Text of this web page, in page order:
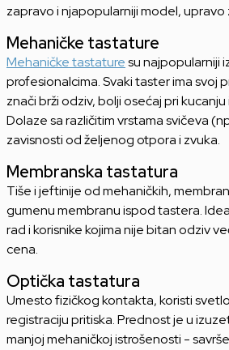
zapravo i njapopularniji model,
Mehaničke tastature
Mehaničke tastaturesu najpopularniji
profesionalcima. Svaki taster ima svoj
znači brži odziv, bolji osećaj pri
Dolaze sa različitim vrstama svičeva
zavisnosti od željenog otpora i zvuka.
Membranska tastatura
Tiše i jeftinije od mehaničkih,
gumenu membranu ispod tastera.
rad i korisnike kojima nije bitan odziv
cena.
Optička tastatura
Umesto fizičkog kontakta, koristi
registraciju pritiska. Prednost je u
manjoj mehaničkoj istrošenosti -